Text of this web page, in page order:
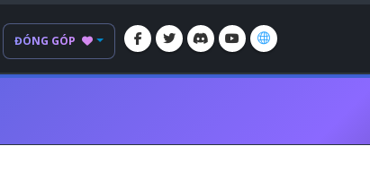
ĐÓNG GÓP